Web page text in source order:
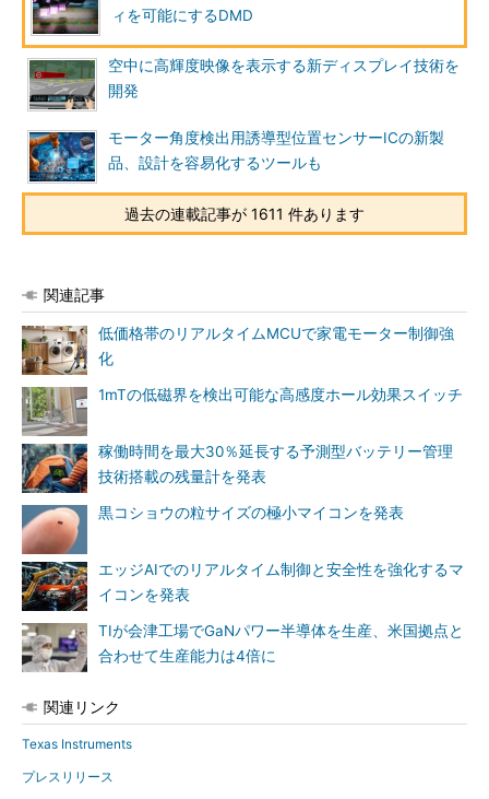
ィを可能にするDMD
空中に高輝度映像を表示する新ディスプレイ技術を
開発
モーター角度検出用誘導型位置センサーICの新製
品、設計を容易化するツールも
過去の連載記事が 1611 件あります
関連記事
低価格帯のリアルタイムMCUで家電モーター制御強
化
1mTの低磁界を検出可能な高感度ホール効果スイッチ
稼働時間を最大30％延長する予測型バッテリー管理
技術搭載の残量計を発表
黒コショウの粒サイズの極小マイコンを発表
エッジAIでのリアルタイム制御と安全性を強化するマ
イコンを発表
TIが会津工場でGaNパワー半導体を生産、米国拠点と
合わせて生産能力は4倍に
関連リンク
Texas Instruments
プレスリリース